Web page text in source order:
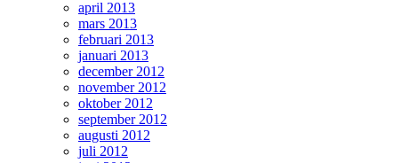
april 2013
mars 2013
februari 2013
januari 2013
december 2012
november 2012
oktober 2012
september 2012
augusti 2012
juli 2012